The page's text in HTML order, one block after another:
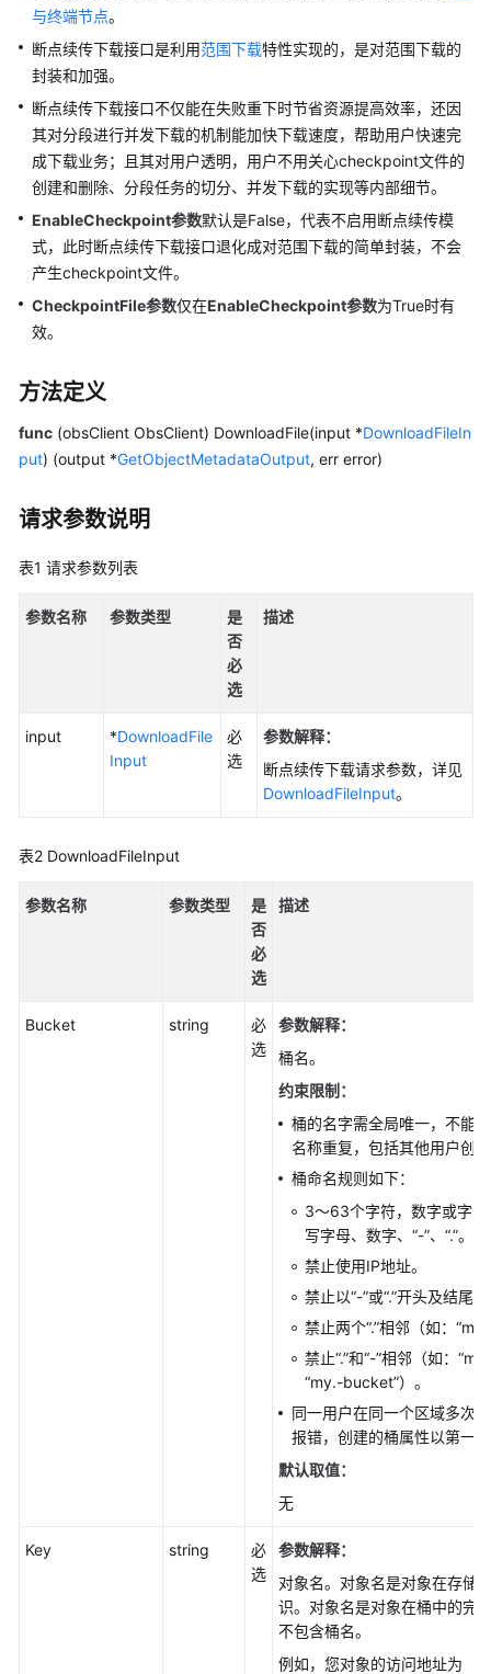
南
权
限
配
置
指
南
工
具
指
南
佳
践
参
参
与终端节点。
断点续传下载接口是利用范围下载特性实现的，是对范围下载的
封装和加强。
断点续传下载接口不仅能在失败重下时节省资源提高效率，还因
其对分段进行并发下载的机制能加快下载速度，帮助用户快速完
成下载业务；且其对用户透明，用户不用关心checkpoint文件的
创建和删除、分段任务的切分、并发下载的实现等内部细节。
EnableCheckpoint参数默认是False，代表不启用断点续传模
式，此时断点续传下载接口退化成对范围下载的简单封装，不会
产生checkpoint文件。
CheckpointFile参数仅在EnableCheckpoint参数为True时有
效。
方法定义
func (obsClient ObsClient) DownloadFile(input *DownloadFileIn
put) (output *GetObjectMetadataOutput, err error)
请求参数说明
表1 请求参数列表
参数名称 参数类型
是
否
必
选
描述
input *DownloadFile
Input
必
选
参数解释：
断点续传下载请求参数，详见
DownloadFileInput。
表2 DownloadFileInput
参数名称 参数类型
是
否
必
选
描述
Bucket string
必
选
参数解释：
桶名。
约束限制：
桶的名字需全局唯一，不能
名称重复，包括其他用户创
桶命名规则如下：
3～63个字符，数字或字
写字母、数字、“-”、“.”。
禁止使用IP地址。
禁止以“-”或“.”开头及结尾。
禁止两个“.”相邻（如：
禁止“.”和“-”相邻（如：
“my.-bucket”）。
同一用户在同一个区域多次
报错，创建的桶属性以第一
默认取值：
无
Key string
必
选
参数解释：
对象名。对象名是对象在存储
识。对象名是对象在桶中的完
不包含桶名。
例如，您对象的访问地址为